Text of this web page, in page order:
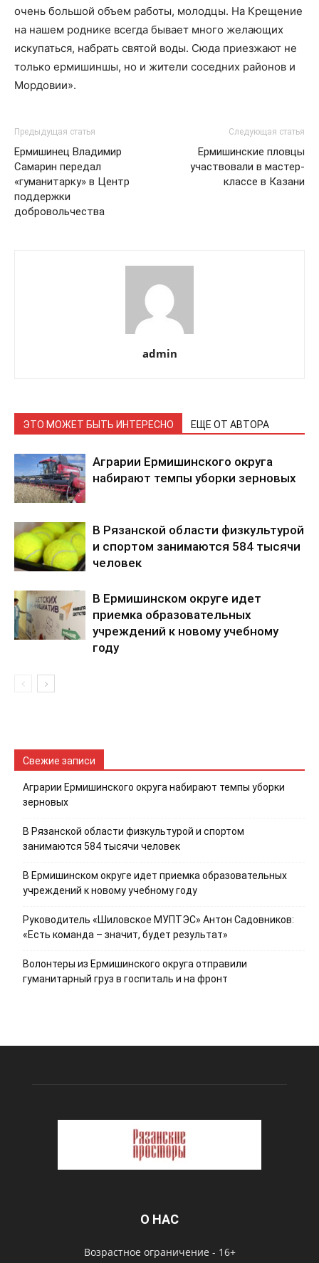
очень большой объем работы, молодцы. На Крещение
на нашем роднике всегда бывает много желающих
искупаться, набрать святой воды. Сюда приезжают не
только ермишиншы, но и жители соседних районов и
Мордовии».
Предыдущая статья
Ермишинец Владимир
Самарин передал
«гуманитарку» в Центр
поддержки
добровольчества
Следующая статья
Ермишинские пловцы
участвовали в мастер-
классе в Казани
admin
ЭТО МОЖЕТ БЫТЬ ИНТЕРЕСНО ЕЩЕ ОТ АВТОРА
Аграрии Ермишинского округа
набирают темпы уборки зерновых
В Рязанской области физкультурой
и спортом занимаются 584 тысячи
человек
В Ермишинском округе идет
приемка образовательных
учреждений к новому учебному
году
Свежие записи
Аграрии Ермишинского округа набирают темпы уборки
зерновых
В Рязанской области физкультурой и спортом
занимаются 584 тысячи человек
В Ермишинском округе идет приемка образовательных
учреждений к новому учебному году
Руководитель «Шиловское МУПТЭС» Антон Садовников:
«Есть команда – значит, будет результат»
Волонтеры из Ермишинского округа отправили
гуманитарный груз в госпиталь и на фронт
О НАС
Возрастное ограничение - 16+